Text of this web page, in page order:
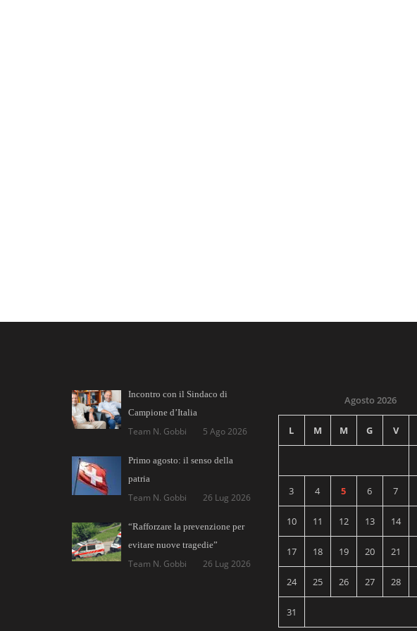
Incontro con il Sindaco di
Campione d’Italia
Team N. Gobbi 5 Ago 2026
Primo agosto: il senso della
patria
Team N. Gobbi 26 Lug 2026
“Rafforzare la prevenzione per
evitare nuove tragedie”
Team N. Gobbi 26 Lug 2026
Agosto 2026
L M M G V
3 4 5 6 7
10 11 12 13 14
17 18 19 20 21
24 25 26 27 28
31